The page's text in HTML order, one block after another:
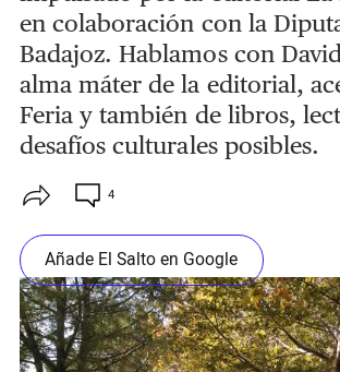
en colaboración con la
Badajoz. Hablamos con
alma máter de la editorial,
Feria y también de libros,
desafíos culturales posibles.
4
Añade El Salto en Google